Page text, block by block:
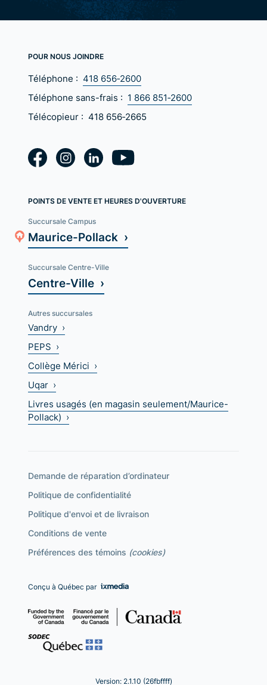
POUR NOUS JOINDRE
Téléphone : 418 656‑2600
Téléphone sans-frais : 1 866 851‑2600
Télécopieur : 418 656‑2665
POINTS DE VENTE ET HEURES D'OUVERTURE
Succursale Campus
Maurice-Pollack ›
Succursale Centre-Ville
Centre-Ville ›
Autres succursales
Vandry ›
PEPS ›
Collège Mérici ›
Uqar ›
Livres usagés (en magasin seulement/Maurice-
Pollack) ›
Demande de réparation d’ordinateur
Politique de confidentialité
Politique d'envoi et de livraison
Conditions de vente
Préférences des témoins (cookies)
Conçu à Québec par
Version: 2.1.10 (26fbffff)